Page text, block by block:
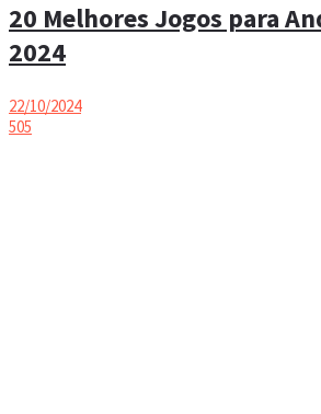
20 Melhores Jogos para
2024
22/10/2024
505